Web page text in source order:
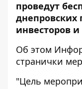
проведут
инвесторов
Об этом
странички
"Цель